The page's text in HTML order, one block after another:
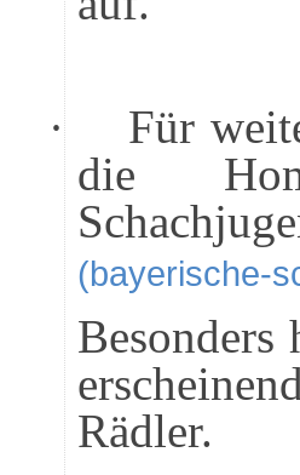
·
Für
die
(bayerische-
Rädler.